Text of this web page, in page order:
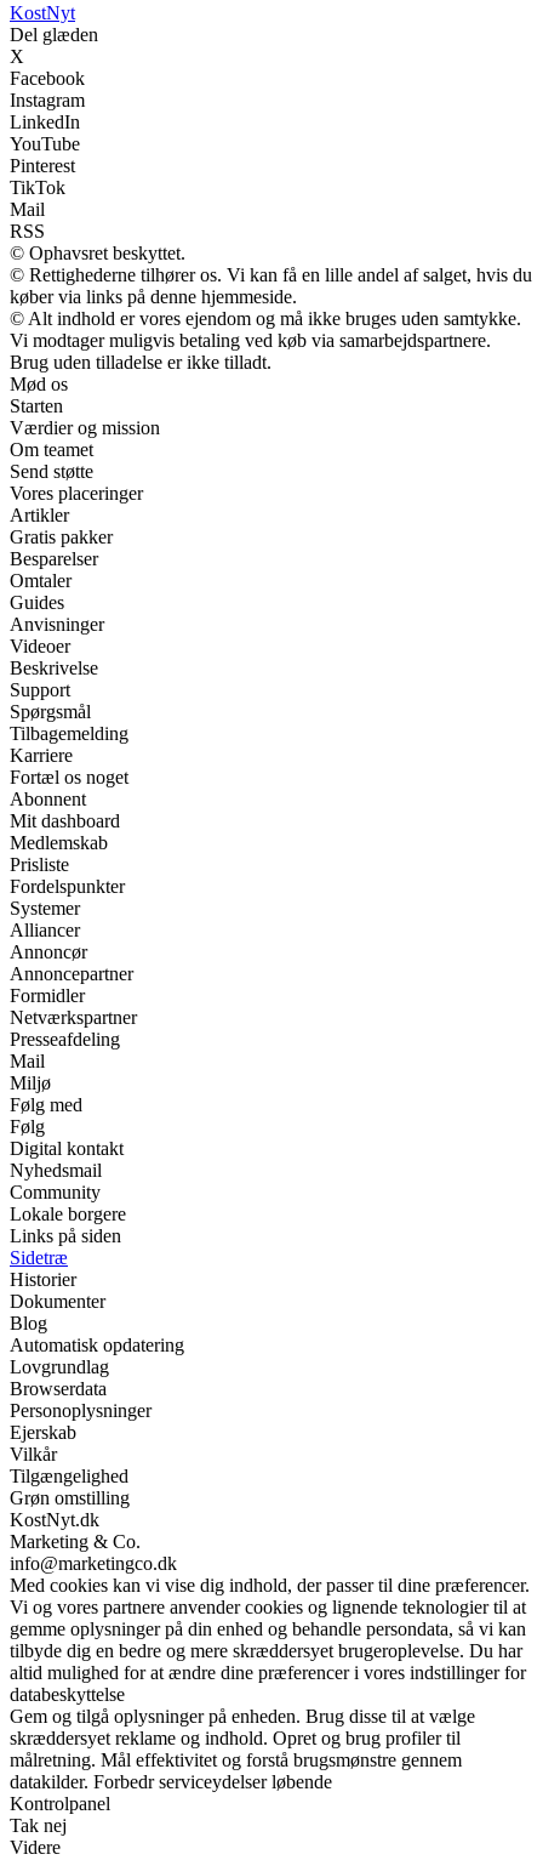
KostNyt
Del glæden
X
Facebook
Instagram
LinkedIn
YouTube
Pinterest
TikTok
Mail
RSS
© Ophavsret beskyttet.
© Rettighederne tilhører os. Vi kan få en lille andel af salget, hvis du
køber via links på denne hjemmeside.
© Alt indhold er vores ejendom og må ikke bruges uden samtykke.
Vi modtager muligvis betaling ved køb via samarbejdspartnere.
Brug uden tilladelse er ikke tilladt.
Mød os
Starten
Værdier og mission
Om teamet
Send støtte
Vores placeringer
Artikler
Gratis pakker
Besparelser
Omtaler
Guides
Anvisninger
Videoer
Beskrivelse
Support
Spørgsmål
Tilbagemelding
Karriere
Fortæl os noget
Abonnent
Mit dashboard
Medlemskab
Prisliste
Fordelspunkter
Systemer
Alliancer
Annoncør
Annoncepartner
Formidler
Netværkspartner
Presseafdeling
Mail
Miljø
Følg med
Følg
Digital kontakt
Nyhedsmail
Community
Lokale borgere
Links på siden
Sidetræ
Historier
Dokumenter
Blog
Automatisk opdatering
Lovgrundlag
Browserdata
Personoplysninger
Ejerskab
Vilkår
Tilgængelighed
Grøn omstilling
KostNyt.dk
Marketing & Co.
info@marketingco.dk
Med cookies kan vi vise dig indhold, der passer til dine præferencer.
Vi og vores partnere anvender cookies og lignende teknologier til at
gemme oplysninger på din enhed og behandle persondata, så vi kan
tilbyde dig en bedre og mere skræddersyet brugeroplevelse. Du har
altid mulighed for at ændre dine præferencer i vores indstillinger for
databeskyttelse
Gem og tilgå oplysninger på enheden. Brug disse til at vælge
skræddersyet reklame og indhold. Opret og brug profiler til
målretning. Mål effektivitet og forstå brugsmønstre gennem
datakilder. Forbedr serviceydelser løbende
Kontrolpanel
Tak nej
Videre